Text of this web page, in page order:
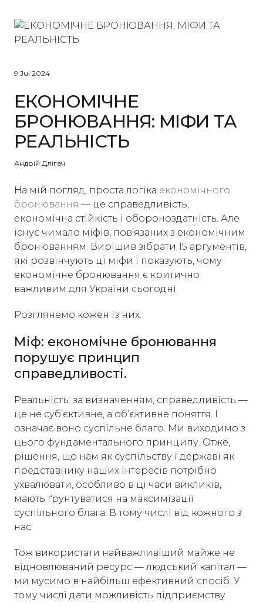
9 Jul 2024
ЕКОНОМІЧНЕ
БРОНЮВАННЯ: МІФИ ТА
РЕАЛЬНІСТЬ
Андрій Длігач
На мій погляд, проста логіка економічного
бронювання — це справедливість,
економічна стійкість і обороноздатність. Але
існує чимало міфів, пов’язаних з економічним
бронюванням. Вирішив зібрати 15 аргументів,
які розвінчують ці міфи і показують, чому
економічне бронювання є критично
важливим для України сьогодні.
Розглянемо кожен із них.
Міф: економічне бронювання
порушує принцип
справедливості.
Реальність: за визначенням, справедливість —
це не суб’єктивне, а об’єктивне поняття. І
означає воно суспільне благо. Ми виходимо з
цього фундаментального принципу. Отже,
рішення, що нам як суспільству і державі як
представнику наших інтересів потрібно
ухвалювати, особливо в ці часи викликів,
мають ґрунтуватися на максимізації
суспільного блага. В тому числі від кожного з
нас.
Тож використати найважливіший майже не
відновлюваний ресурс — людський капітал —
ми мусимо в найбільш ефективний спосіб. У
тому числі дати можливість підприємству